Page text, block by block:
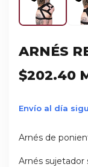
ARNÉS
$202.40
Envío al día
Arnés de
Arnés sujetador